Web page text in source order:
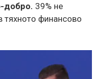
добро. 39% не
тяхното финансово